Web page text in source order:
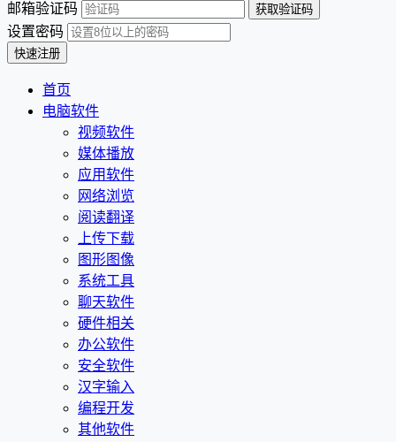
邮箱验证码
设置密码
首页
电脑软件
视频软件
媒体播放
应用软件
网络浏览
阅读翻译
上传下载
图形图像
系统工具
聊天软件
硬件相关
办公软件
安全软件
汉字输入
编程开发
其他软件